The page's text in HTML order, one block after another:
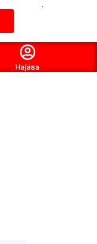
.
Најава